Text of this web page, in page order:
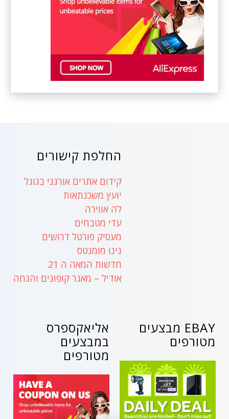
החלפת קישורים
קידום אתרים אורגני בגוגל
יועץ משכנתאות
לה אווירה
עדי מטבחים
מעסיק פורטל דרושים
נינו מומנטס
חדשות המאה ה 21
אודיל – מאגר קופונים והנחה
אליאקספרס
במבצעים
מטורפים
EBAY מבצעים
מטורפים